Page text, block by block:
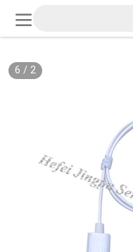
2
/
6